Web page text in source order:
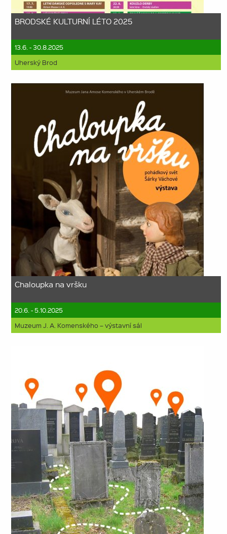
BRODSKÉ KULTURNÍ LÉTO 2025
13.6. - 30.8.2025
Uherský Brod
Chaloupka na vršku
20.6. - 5.10.2025
Muzeum J. A. Komenského – výstavní sál